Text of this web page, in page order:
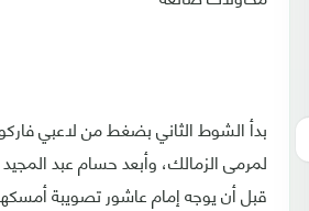
بدأ الشوط الثاني بضغط من لاعبي
لمرمى الزمالك، وأبعد حسام عبد
قبل أن يوجه إمام عاشور تصويبة